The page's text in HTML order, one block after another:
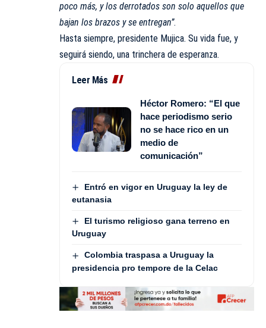
poco más, y los derrotados son solo aquellos que
bajan los brazos y se entregan”.
Hasta siempre, presidente Mujica. Su vida fue, y
seguirá siendo, una trinchera de esperanza.
Leer Más
Héctor Romero: “El que
hace periodismo serio
no se hace rico en un
medio de
comunicación”
Entró en vigor en Uruguay la ley de
eutanasia
El turismo religioso gana terreno en
Uruguay
Colombia traspasa a Uruguay la
presidencia pro tempore de la Celac